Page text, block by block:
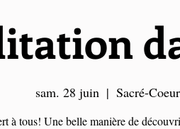
sam. 28 juin
  |
Sacré-
à tous! Une belle manière de